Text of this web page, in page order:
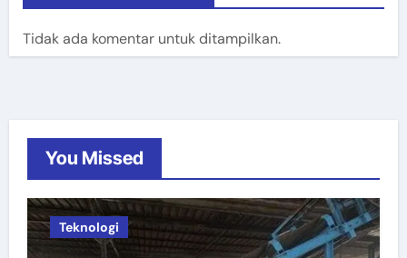
Tidak ada komentar untuk ditampilkan.
You Missed
Teknologi